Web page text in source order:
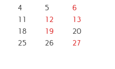
4 5
6
11 12
13
18 19
20
25 26
27